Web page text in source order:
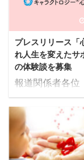
プレスリリース「
れ人生を変えたサ
の体験談を募集
報道関係者各位
／１０／３ 一
ＨＩＴキャラク
心理学協会 「
人生を変えた
の体験談を募集